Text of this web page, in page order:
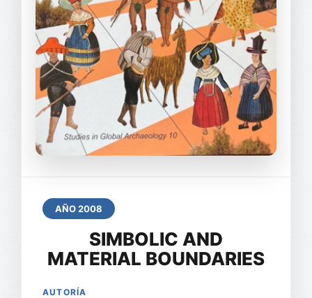
AÑO 2008
SIMBOLIC AND
MATERIAL BOUNDARIES
AUTORÍA